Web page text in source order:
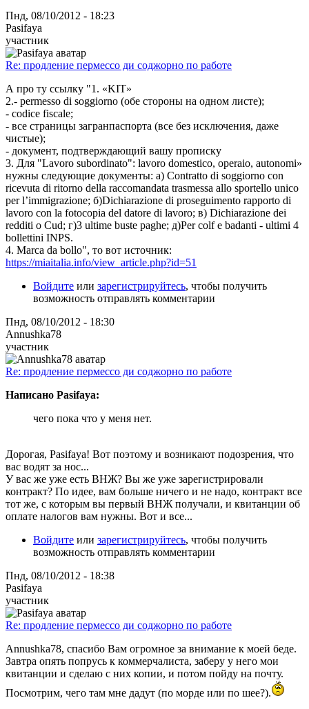
Пнд, 08/10/2012 - 18:23
Pasifaya
участник
Re: продление пермессо ди соджорно по работе
А про ту ссылку "1. «KIT»
2.- permesso di soggiorno (обе стороны на одном листе);
- codice fiscale;
- все страницы загранпаспорта (все без исключения, даже
чистые);
- документ, подтверждающий вашу прописку
3. Для "Lavoro subordinato": lavoro domestico, operaio, autonomi»
нужны следующие документы: а) Contratto di soggiorno con
ricevuta di ritorno della raccomandata trasmessa allo sportello unico
per l’immigrazione; б)Dichiarazione di proseguimento rapporto di
lavoro con la fotocopia del datore di lavoro; в) Dichiarazione dei
redditi o Cud; г)3 ultime buste paghe; д)Per colf e badanti - ultimi 4
bollettini INPS.
4. Marca da bollo", то вот источник:
https://miaitalia.info/view_article.php?id=51
Войдите или зарегистрируйтесь, чтобы получить
возможность отправлять комментарии
Пнд, 08/10/2012 - 18:30
Annushka78
участник
Re: продление пермессо ди соджорно по работе
Написано Pasifaya:
чего пока что у меня нет.
Дорогая, Pasifaya! Вот поэтому и возникают подозрения, что
вас водят за нос...
У вас же уже есть ВНЖ? Вы же уже зарегистрировали
контракт? По идее, вам больше ничего и не надо, контракт все
тот же, с которым вы первый ВНЖ получали, и квитанции об
оплате налогов вам нужны. Вот и все...
Войдите или зарегистрируйтесь, чтобы получить
возможность отправлять комментарии
Пнд, 08/10/2012 - 18:38
Pasifaya
участник
Re: продление пермессо ди соджорно по работе
Annushka78, спасибо Вам огромное за внимание к моей беде.
Завтра опять попрусь к коммерчалиста, заберу у него мои
квитанции и сделаю с них копии, и потом пойду на почту.
Посмотрим, чего там мне дадут (по морде или по шее?).